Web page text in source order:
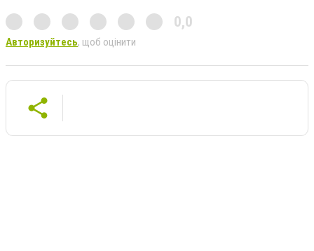
0,0
Авторизуйтесь, щоб оцінити